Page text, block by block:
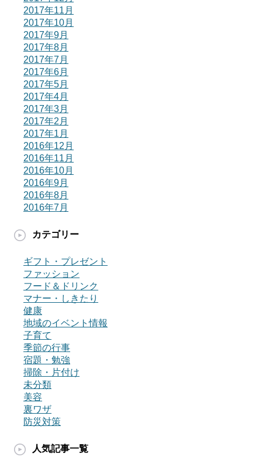
2017年11月
2017年10月
2017年9月
2017年8月
2017年7月
2017年6月
2017年5月
2017年4月
2017年3月
2017年2月
2017年1月
2016年12月
2016年11月
2016年10月
2016年9月
2016年8月
2016年7月
カテゴリー
ギフト・プレゼント
ファッション
フード＆ドリンク
マナー・しきたり
健康
地域のイベント情報
子育て
季節の行事
宿題・勉強
掃除・片付け
未分類
美容
裏ワザ
防災対策
人気記事一覧